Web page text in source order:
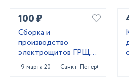
100 ₽
Сборка и
производство
электрощитов ГРЩ,
АВР, ВРУ, ЩО,ЩЭ,
ЩУ...
9 марта 2023 Санкт-Петербург